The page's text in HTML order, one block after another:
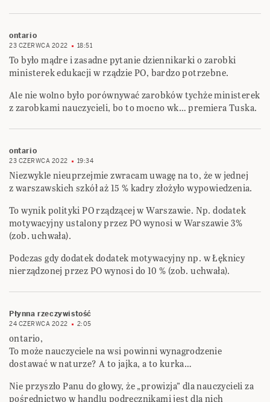
ontario
23 CZERWCA 2022 18:51
To było mądre i zasadne pytanie dziennikarki o zarobki
ministerek edukacji w rządzie PO, bardzo potrzebne.
Ale nie wolno było porównywać zarobków tychże ministerek
z zarobkami nauczycieli, bo to mocno wk… premiera Tuska.
ontario
23 CZERWCA 2022 19:34
Niezwykle nieuprzejmie zwracam uwagę na to, że w jednej
z warszawskich szkół aż 15 % kadry złożyło wypowiedzenia.
To wynik polityki PO rządzącej w Warszawie. Np. dodatek
motywacyjny ustalony przez PO wynosi w Warszawie 3%
(zob. uchwała).
Podczas gdy dodatek dodatek motywacyjny np. w Łęknicy
nierządzonej przez PO wynosi do 10 % (zob. uchwała).
Płynna rzeczywistość
24 CZERWCA 2022 2:05
ontario,
To może nauczyciele na wsi powinni wynagrodzenie
dostawać w naturze? A to jajka, a to kurka…
Nie przyszło Panu do głowy, że „prowizja” dla nauczycieli za
pośrednictwo w handlu podręcznikami jest dla nich